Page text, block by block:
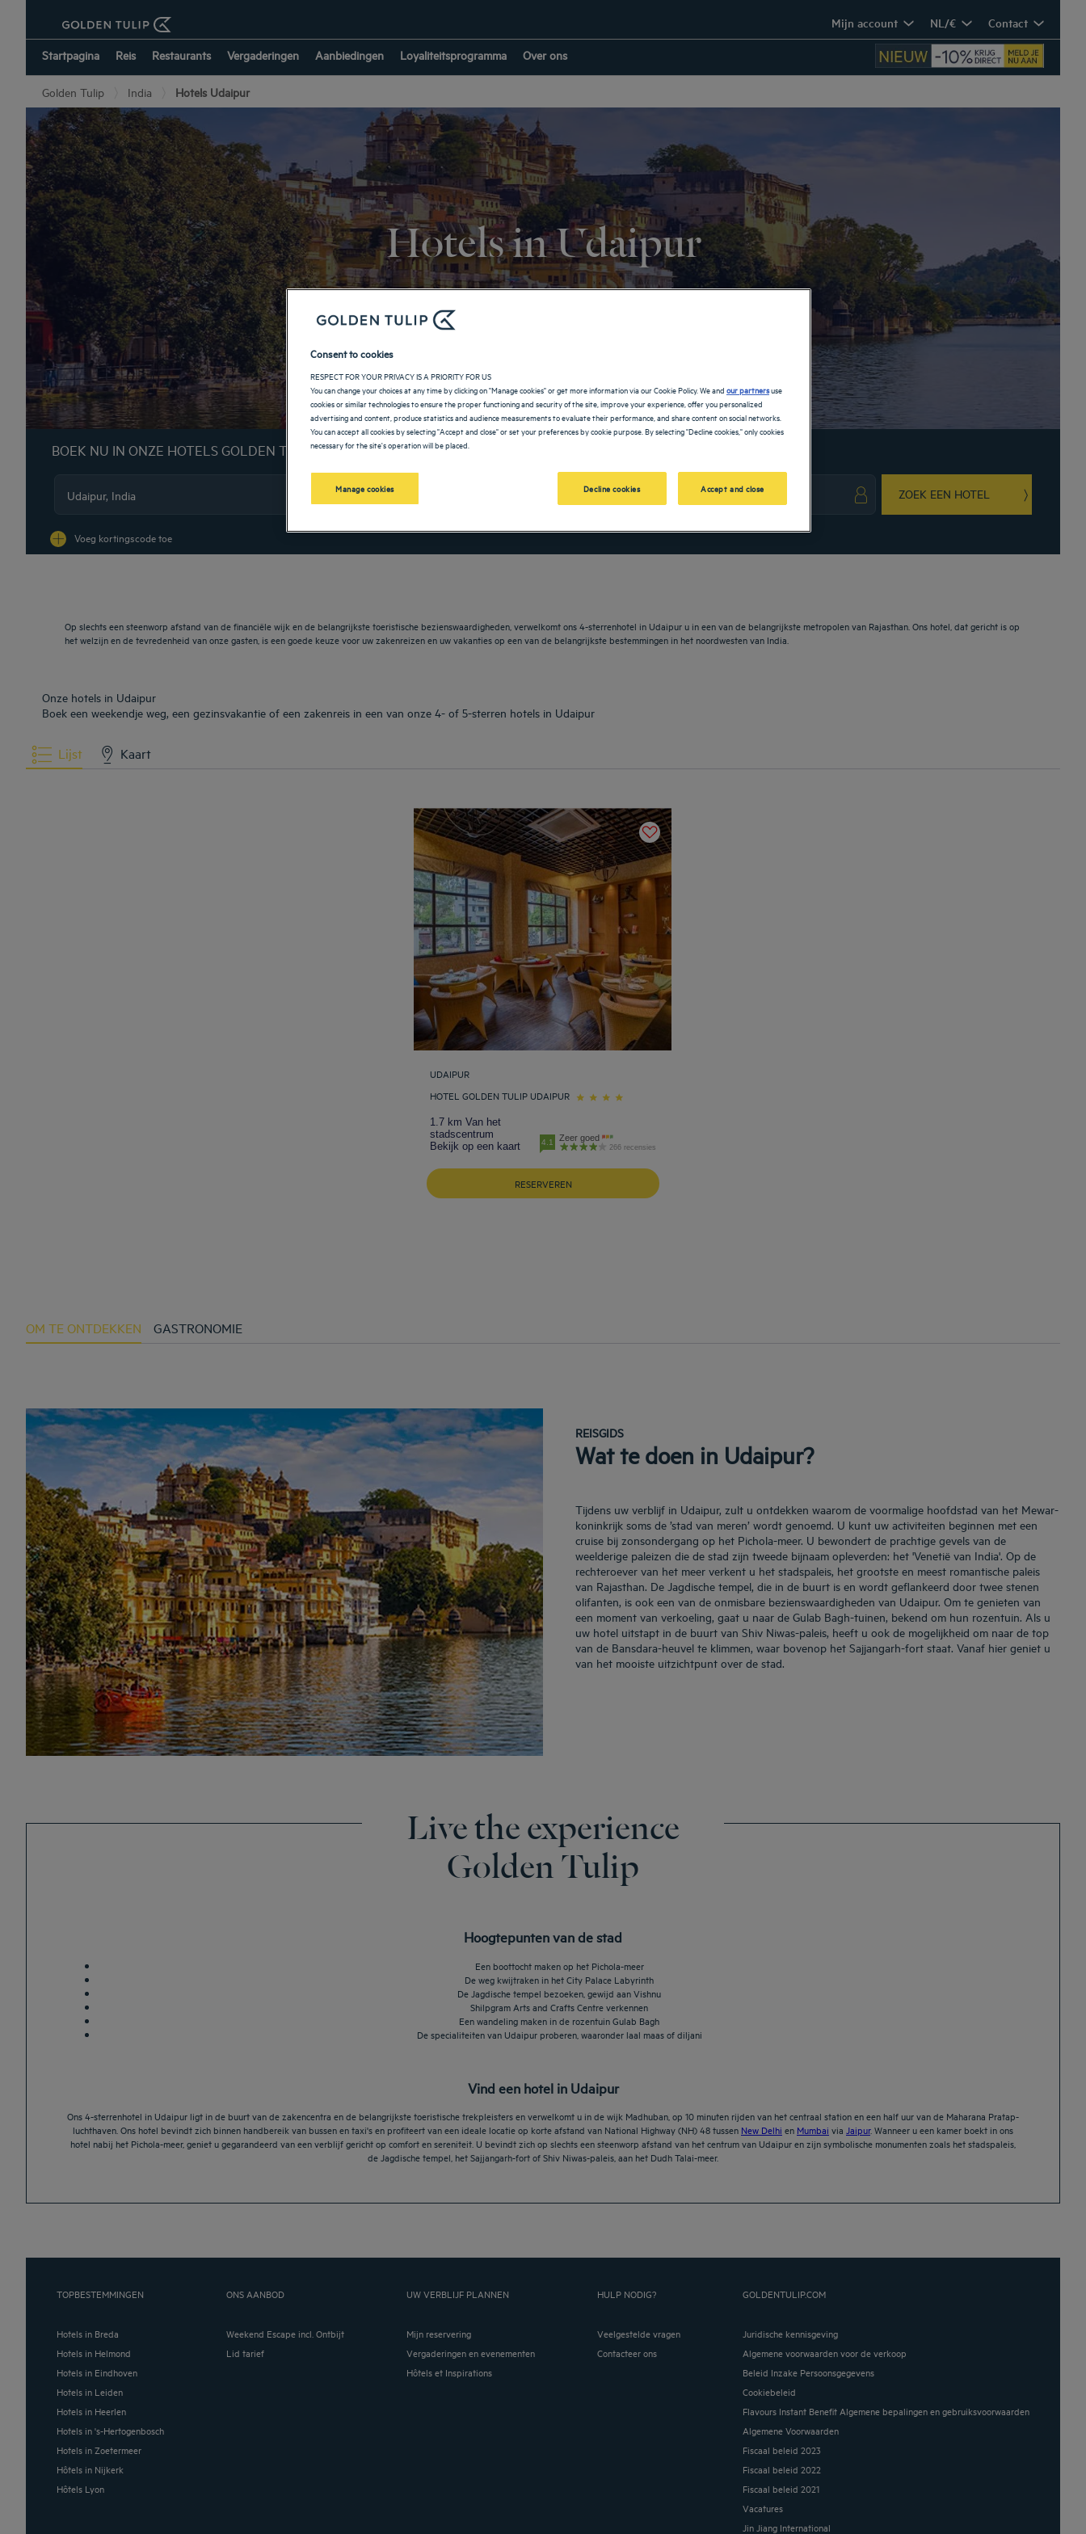
Mijn account NL/€ Contact
Startpagina Reis Restaurants Vergaderingen Aanbiedingen Loyaliteitsprogramma Over ons
Golden Tulip India Hotels Udaipur
Hotels in Udaipur
BOEK NU IN ONZE HOTELS GOLDEN TULIP
ZOEK EEN HOTEL
Voeg kortingscode toe
Op slechts een steenworp afstand van de financiële wijk en de belangrijkste toeristische bezienswaardigheden, verwelkomt ons 4-sterrenhotel in Udaipur u in een van de belangrijkste metropolen van Rajasthan. Ons hotel, dat gericht is op
het welzijn en de tevredenheid van onze gasten, is een goede keuze voor uw zakenreizen en uw vakanties op een van de belangrijkste bestemmingen in het noordwesten van India.
Onze hotels in Udaipur
Boek een weekendje weg, een gezinsvakantie of een zakenreis in een van onze 4- of 5-sterren hotels in Udaipur
Lijst Kaart
UDAIPUR
HOTEL GOLDEN TULIP UDAIPUR
1.7 km Van het
stadscentrum
Bekijk op een kaart
4.1 Zeer goed
266 recensies
RESERVEREN
OM TE ONTDEKKEN GASTRONOMIE
REISGIDS
Wat te doen in Udaipur?
Tijdens uw verblijf in Udaipur, zult u ontdekken waarom de voormalige hoofdstad van het Mewar-
koninkrijk soms de ’stad van meren’ wordt genoemd. U kunt uw activiteiten beginnen met een
cruise bij zonsondergang op het Pichola-meer. U bewondert de prachtige gevels van de
weelderige paleizen die de stad zijn tweede bijnaam opleverden: het 'Venetië van India'. Op de
rechteroever van het meer verkent u het stadspaleis, het grootste en meest romantische paleis
van Rajasthan. De Jagdische tempel, die in de buurt is en wordt geflankeerd door twee stenen
olifanten, is ook een van de onmisbare bezienswaardigheden van Udaipur. Om te genieten van
een moment van verkoeling, gaat u naar de Gulab Bagh-tuinen, bekend om hun rozentuin. Als u
uw hotel uitstapt in de buurt van Shiv Niwas-paleis, heeft u ook de mogelijkheid om naar de top
van de Bansdara-heuvel te klimmen, waar bovenop het Sajjangarh-fort staat. Vanaf hier geniet u
van het mooiste uitzichtpunt over de stad.
Live the experience
Golden Tulip
Hoogtepunten van de stad
Een boottocht maken op het Pichola-meer
De weg kwijtraken in het City Palace Labyrinth
De Jagdische tempel bezoeken, gewijd aan Vishnu
Shilpgram Arts and Crafts Centre verkennen
Een wandeling maken in de rozentuin Gulab Bagh
De specialiteiten van Udaipur proberen, waaronder laal maas of diljani
Vind een hotel in Udaipur
Ons 4-sterrenhotel in Udaipur ligt in de buurt van de zakencentra en de belangrijkste toeristische trekpleisters en verwelkomt u in de wijk Madhuban, op 10 minuten rijden van het centraal station en een half uur van de Maharana Pratap-
luchthaven. Ons hotel bevindt zich binnen handbereik van bussen en taxi's en profiteert van een ideale locatie op korte afstand van National Highway (NH) 48 tussen New Delhi en Mumbai via Jaipur. Wanneer u een kamer boekt in ons
hotel nabij het Pichola-meer, geniet u gegarandeerd van een verblijf gericht op comfort en sereniteit. U bevindt zich op slechts een steenworp afstand van het centrum van Udaipur en zijn symbolische monumenten zoals het stadspaleis,
de Jagdische tempel, het Sajjangarh-fort of Shiv Niwas-paleis, aan het Dudh Talai-meer.
TOPBESTEMMINGEN
Hotels in Breda
Hotels in Helmond
Hotels in Eindhoven
Hotels in Leiden
Hotels in Heerlen
Hotels in 's-Hertogenbosch
Hotels in Zoetermeer
Hôtels in Nijkerk
Hôtels Lyon
ONS AANBOD
Weekend Escape incl. Ontbijt
Lid tarief
UW VERBLIJF PLANNEN
Mijn reservering
Vergaderingen en evenementen
Hôtels et Inspirations
HULP NODIG?
Veelgestelde vragen
Contacteer ons
GOLDENTULIP.COM
Juridische kennisgeving
Algemene voorwaarden voor de verkoop
Beleid Inzake Persoonsgegevens
Cookiebeleid
Flavours Instant Benefit Algemene bepalingen en gebruiksvoorwaarden
Algemene Voorwaarden
Fiscaal beleid 2023
Fiscaal beleid 2022
Fiscaal beleid 2021
Vacatures
Jin Jiang International
Consent to cookies
RESPECT FOR YOUR PRIVACY IS A PRIORITY FOR US
You can change your choices at any time by clicking on "Manage cookies" or get more information via our Cookie Policy. We andour partnersuse
cookies or similar technologies to ensure the proper functioning and security of the site, improve your experience, offer you personalized
advertising and content, produce statistics and audience measurements to evaluate their performance, and share content on social networks.
You can accept all cookies by selecting "Accept and close" or set your preferences by cookie purpose. By selecting "Decline cookies," only cookies
necessary for the site's operation will be placed.
Manage cookies Decline cookies Accept and close